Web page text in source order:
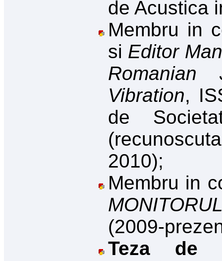
de Acustica
Membru in
si Editor
Vibration,
de
2010);
Membru in
(2009-
Teza de